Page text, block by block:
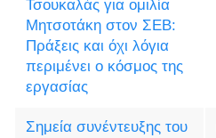
Τσουκαλάς για ομιλία
Μητσοτάκη στον ΣΕΒ:
Πράξεις και όχι λόγια
περιμένει ο κόσμος της
εργασίας
Σημεία συνέντευξης του